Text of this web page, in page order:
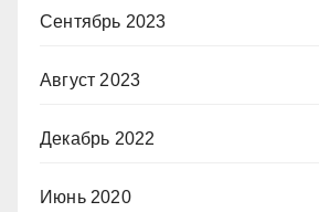
Сентябрь 2023
Август 2023
Декабрь 2022
Июнь 2020